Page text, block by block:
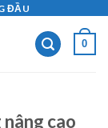
ĐẦU
0
cao